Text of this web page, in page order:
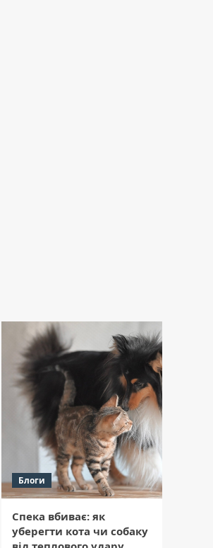
Блоги
Спека вбиває: як
уберегти кота чи собаку